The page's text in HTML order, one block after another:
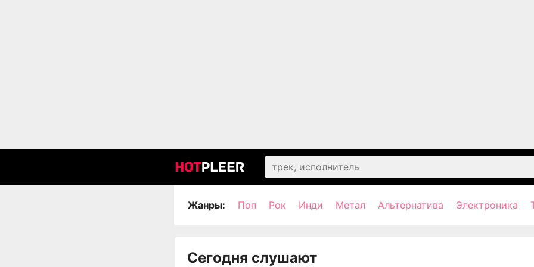
Жанры: Поп Рок Инди Метал Альтернатива Электроника
Сегодня слушают